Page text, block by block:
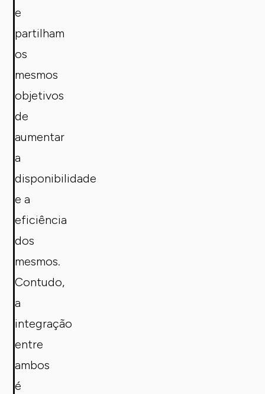
e
partilham
os
mesmos
objetivos
de
aumentar
a
disponibilidade
e a
eficiência
dos
mesmos.
Contudo,
a
integração
entre
ambos
é